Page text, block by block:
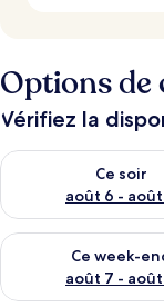
Options de
Vérifiez la
Ce soir
août 6 -
Vérifier la
Ce week-
août 7 -
Vérifier la